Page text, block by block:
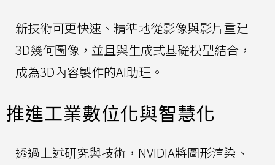
新技術可更快速、精準地從影像與影片重建
3D幾何圖像，並且與生成式基礎模型結合，
成為3D內容製作的AI助理。
推進工業數位化與智慧化
透過上述研究與技術，NVIDIA將圖形渲染、